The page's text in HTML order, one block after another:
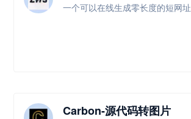
一个可以在线生成零长度的短网址
Carbon-源代码转图片